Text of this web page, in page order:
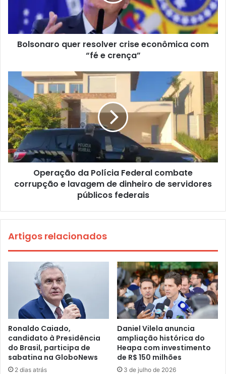
Bolsonaro quer resolver crise econômica com
“fé e crença”
Operação da Polícia Federal combate
corrupção e lavagem de dinheiro de servidores
públicos federais
Artigos relacionados
Ronaldo Caiado,
candidato à Presidência
do Brasil, participa de
sabatina na GloboNews
2 dias atrás
Daniel Vilela anuncia
ampliação histórica do
Heapa com investimento
de R$ 150 milhões
3 de julho de 2026